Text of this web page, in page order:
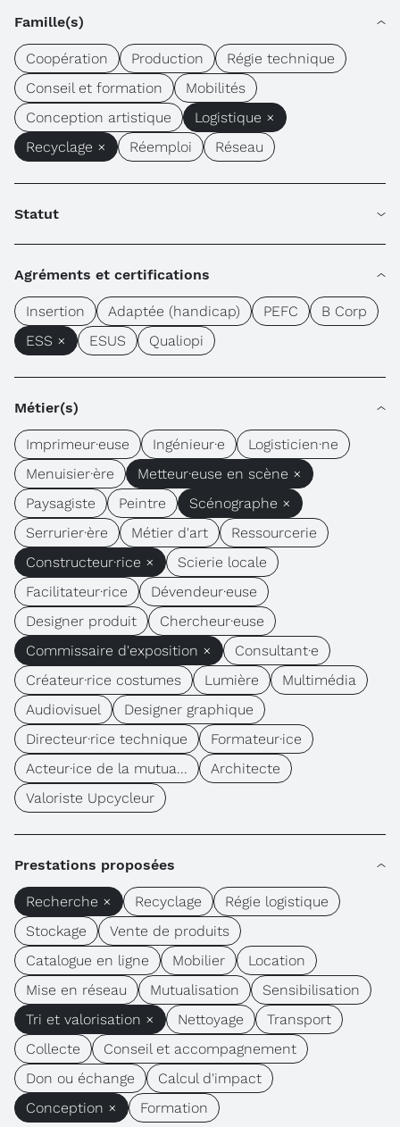
Famille(s)
Coopération Production
Régie technique
Conseil et formation
Mobilités
Conception artistique
Logistique ×
Recyclage ×
Réemploi Réseau
Statut
Agréments et certifications
Insertion Adaptée (handicap) PEFC
B Corp
ESS ×
ESUS Qualiopi
Métier(s)
Imprimeur·euse Ingénieur·e
Logisticien·ne
Menuisier·ère
Metteur·euse en scène ×
Paysagiste
Peintre
Scénographe ×
Serrurier·ère
Métier d'art
Ressourcerie
Constructeur·rice ×
Scierie locale
Facilitateur·rice
Dévendeur·euse
Designer produit
Chercheur·euse
Commissaire d'exposition ×
Consultant·e
Créateur·rice costumes
Lumière
Multimédia
Audiovisuel
Designer graphique
Directeur·rice technique
Formateur·ice
Acteur·ice de la mutua...
Architecte
Valoriste Upcycleur
Prestations proposées
Recherche × Recyclage
Régie logistique
Stockage
Vente de produits
Catalogue en ligne
Mobilier
Location
Mise en réseau
Mutualisation
Sensibilisation
Tri et valorisation ×
Nettoyage
Transport
Collecte
Conseil et accompagnement
Don ou échange
Calcul d'impact
Conception ×
Formation